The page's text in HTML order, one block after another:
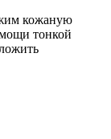
кожаную
тонкой